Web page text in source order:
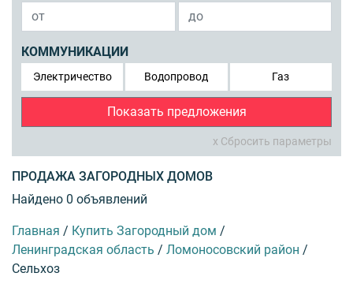
КОММУНИКАЦИИ
Электричество Водопровод Газ
Показать предложения
x Сбросить параметры
ПРОДАЖА ЗАГОРОДНЫХ ДОМОВ
Найдено 0 объявлений
Главная / Купить Загородный дом /
Ленинградская область / Ломоносовский район /
Сельхоз